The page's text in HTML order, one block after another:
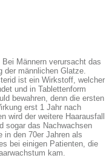
Bei Männern verursacht das
der männlichen Glatze.
ist ein Wirkstoff, welcher
und in Tablettenform
bewahren, denn die ersten
erst 1 Jahr nach
wird der weitere Haarausfall
sogar das Nachwachsen
in den 70er Jahren als
bei einigen Patienten, die
kam.